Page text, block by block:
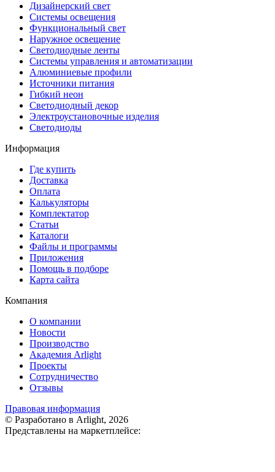
Дизайнерский свет
Системы освещения
Функциональный свет
Наружное освещение
Светодиодные ленты
Системы управления и автоматизации
Алюминиевые профили
Источники питания
Гибкий неон
Светодиодный декор
Электроустановочные изделия
Светодиоды
Информация
Где купить
Доставка
Оплата
Калькуляторы
Комплектатор
Статьи
Каталоги
Файлы и программы
Приложения
Помощь в подборе
Карта сайта
Компания
О компании
Новости
Производство
Академия Arlight
Проекты
Сотрудничество
Отзывы
Правовая информация
© Разработано в Arlight, 2026
Представлены на маркетплейсе: